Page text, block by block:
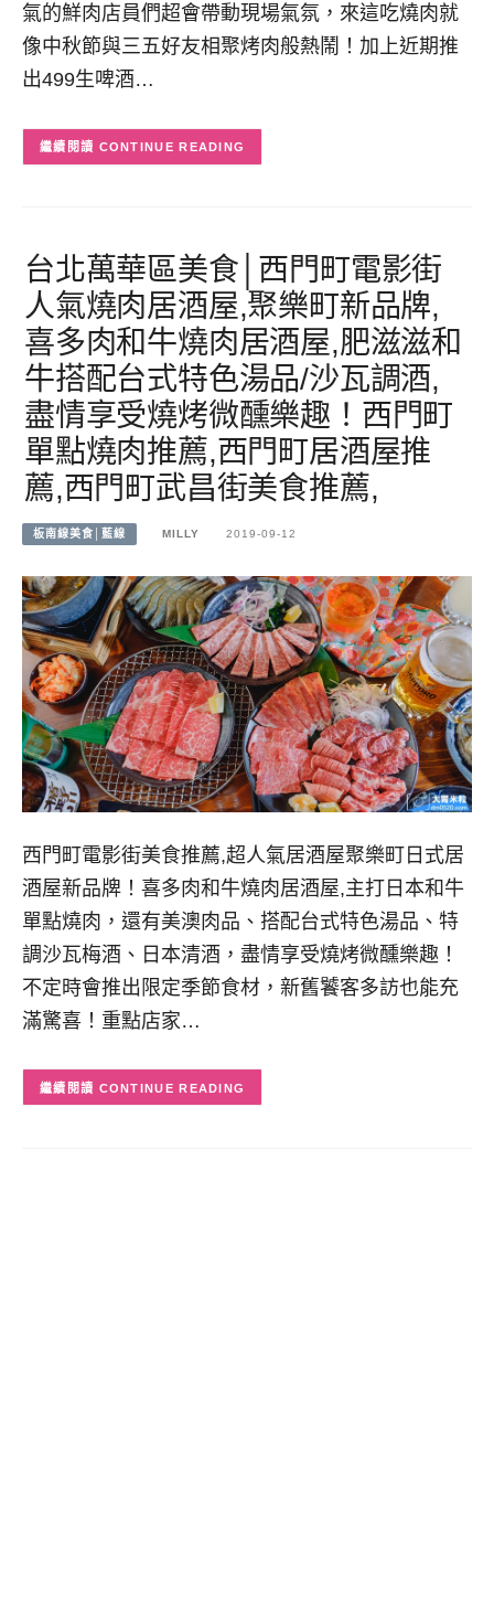
氣的鮮肉店員們超會帶動現場氣氛，來這吃燒肉就
像中秋節與三五好友相聚烤肉般熱鬧！加上近期推
出499生啤酒…
CONTINUE READING
台北萬華區美食│西門町電影街
人氣燒肉居酒屋,聚樂町新品牌,
喜多肉和牛燒肉居酒屋,肥滋滋和
牛搭配台式特色湯品/沙瓦調酒,
盡情享受燒烤微醺樂趣！西門町
單點燒肉推薦,西門町居酒屋推
薦,西門町武昌街美食推薦,
板南線美食│藍線 MILLY 2019-09-12
西門町電影街美食推薦,超人氣居酒屋聚樂町日式居
酒屋新品牌！喜多肉和牛燒肉居酒屋,主打日本和牛
單點燒肉，還有美澳肉品、搭配台式特色湯品、特
調沙瓦梅酒、日本清酒，盡情享受燒烤微醺樂趣！
不定時會推出限定季節食材，新舊饕客多訪也能充
滿驚喜！重點店家…
CONTINUE READING